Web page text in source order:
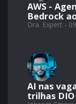
AWS -
Bedrock
Dra. Expert -
AI nas
trilhas